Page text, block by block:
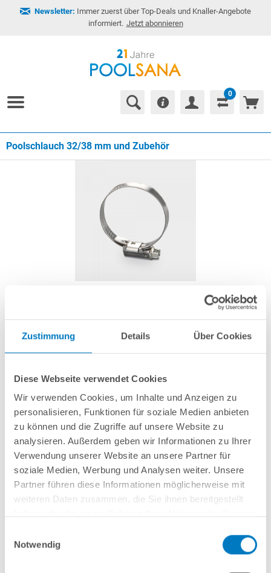
Zustimmung Details Über Cookies
Diese Webseite verwendet Cookies
Wir verwenden Cookies, um Inhalte und Anzeigen zu
personalisieren, Funktionen für soziale Medien anbieten
zu können und die Zugriffe auf unsere Website zu
analysieren. Außerdem geben wir Informationen zu Ihrer
Verwendung unserer Website an unsere Partner für
soziale Medien, Werbung und Analysen weiter. Unsere
Partner führen diese Informationen möglicherweise mit
weiteren Daten zusammen, die Sie ihnen bereitgestellt
Notwendig
Newsletter: Immer zuerst über Top-Deals und Knaller-Angebote
informiert. Jetzt abonnieren
0
Poolschlauch 32/38 mm und Zubehör
1,59 € *
2,19 € *
inkl. gesetzlicher MwSt. zzgl. Versandkosten; ab 99,- frachtfrei
Lieferung in ca. 1-3 Arbeitstagen
Aus V2A Edelstahl, Spannbereich 30 - 45 mm.
Vergleichen Merken